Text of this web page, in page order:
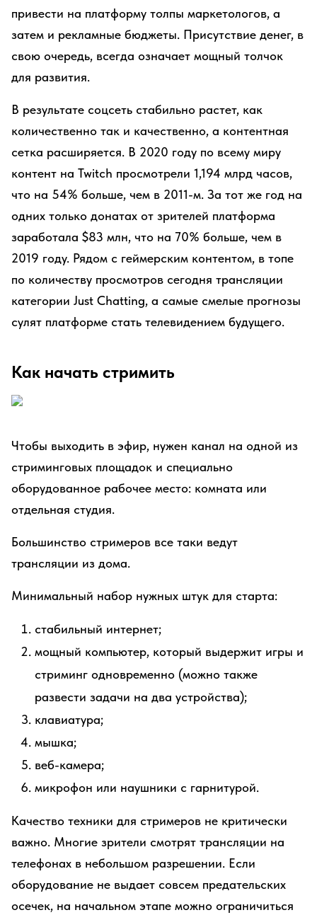
привести на платформу толпы маркетологов, а
затем и рекламные бюджеты. Присутствие денег, в
свою очередь, всегда означает мощный толчок
для развития.
В результате соцсеть стабильно растет, как
количественно так и качественно, а контентная
сетка расширяется. В 2020 году по всему миру
контент на Twitch просмотрели 1,194 млрд часов,
что на 54% больше, чем в 2011-м. За тот же год на
одних только донатах от зрителей платформа
заработала $83 млн, что на 70% больше, чем в
2019 году. Рядом с геймерским контентом, в топе
по количеству просмотров сегодня трансляции
категории Just Chatting, а самые смелые прогнозы
сулят платформе стать телевидением будущего.
Как начать стримить
Чтобы выходить в эфир, нужен канал на одной из
стриминговых площадок и специально
оборудованное рабочее место: комната или
отдельная студия.
Большинство стримеров все таки ведут
трансляции из дома.
Минимальный набор нужных штук для старта:
стабильный интернет;
мощный компьютер, который выдержит игры и
стриминг одновременно (можно также
развести задачи на два устройства);
клавиатура;
мышка;
веб-камера;
микрофон или наушники с гарнитурой.
Качество техники для стримеров не критически
важно. Многие зрители смотрят трансляции на
телефонах в небольшом разрешении. Если
оборудование не выдает совсем предательских
осечек, на начальном этапе можно ограничиться